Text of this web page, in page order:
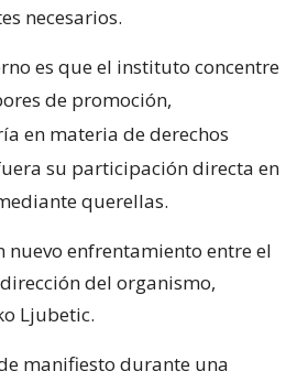
necesarios.
es que el instituto concentre
de promoción,
en materia de derechos
su participación directa en
querellas.
nuevo enfrentamiento entre el
del organismo,
Ljubetic.
manifiesto durante una